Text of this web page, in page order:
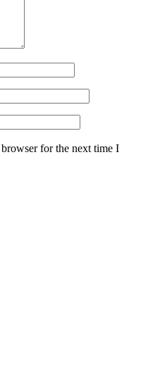
for the next time I